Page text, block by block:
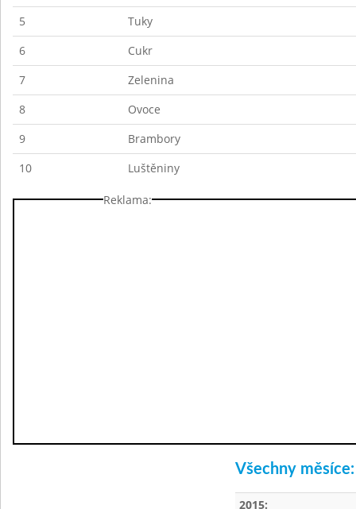
5
Tuky
6
Cukr
7
Zelenina
8
Ovoce
9
Brambory
10
Luštěniny
Reklama:
Všechny měsíce:
2015: